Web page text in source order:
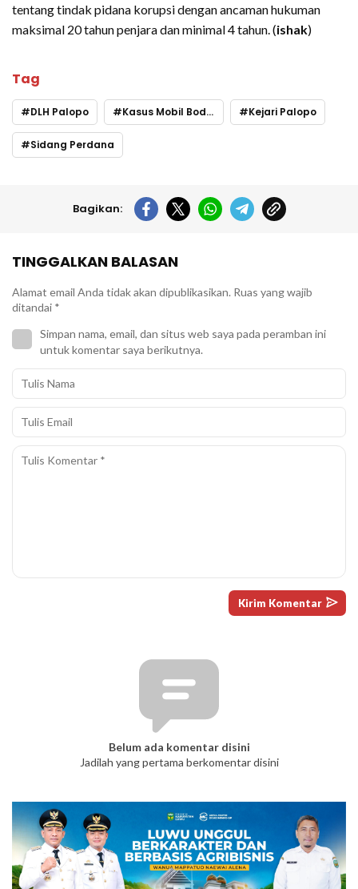
tentang tindak pidana korupsi dengan ancaman hukuman
maksimal 20 tahun penjara dan minimal 4 tahun. (ishak)
Tag
DLH Palopo Kasus Mobil Bodong Kejari Palopo
Sidang Perdana
Bagikan:
TINGGALKAN BALASAN
Alamat email Anda tidak akan dipublikasikan. Ruas yang wajib
ditandai *
Simpan nama, email, dan situs web saya pada peramban ini
untuk komentar saya berikutnya.
Belum ada komentar disini
Jadilah yang pertama berkomentar disini